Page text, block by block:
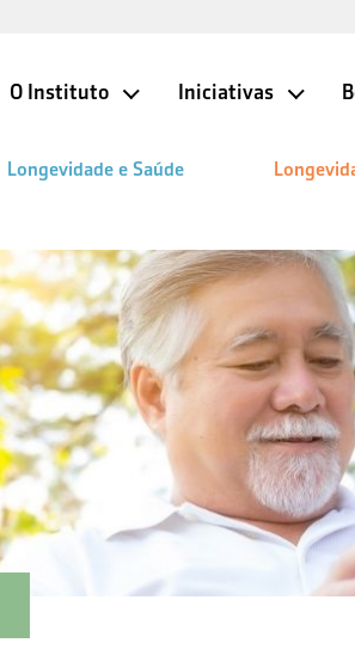
O Instituto Iniciativas
Longevidade e Saúde